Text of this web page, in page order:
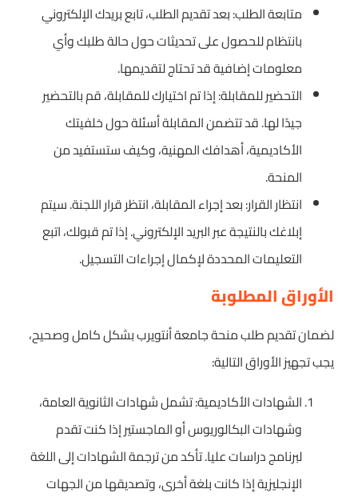
متابعة الطلب: بعد تقديم الطلب، تابع بريدك الإلكتروني
بانتظام للحصول على تحديثات حول حالة طلبك وأي
معلومات إضافية قد تحتاج لتقديمها.
التحضير للمقابلة: إذا تم اختيارك للمقابلة، قم بالتحضير
جيدًا لها. قد تتضمن المقابلة أسئلة حول خلفيتك
الأكاديمية، أهدافك المهنية، وكيف ستستفيد من
المنحة.
انتظار القرار: بعد إجراء المقابلة، انتظر قرار اللجنة. سيتم
إبلاغك بالنتيجة عبر البريد الإلكتروني. إذا تم قبولك، اتبع
التعليمات المحددة لإكمال إجراءات التسجيل.
الأوراق المطلوبة
لضمان تقديم طلب منحة جامعة أنتويرب بشكل كامل وصحيح،
يجب تجهيز الأوراق التالية:
الشهادات الأكاديمية: تشمل شهادات الثانوية العامة،
وشهادات البكالوريوس أو الماجستير إذا كنت تقدم
لبرنامج دراسات عليا. تأكد من ترجمة الشهادات إلى اللغة
الإنجليزية إذا كانت بلغة أخرى، وتصديقها من الجهات